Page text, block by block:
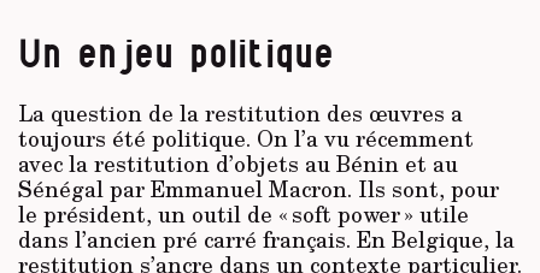
Un enjeu politique
La question de la restitution des œuvres a
toujours été politique. On l’a vu récemment
avec la restitution d’objets au Bénin et au
Sénégal par Emmanuel Macron. Ils sont, pour
le président, un outil de « soft power » utile
dans l’ancien pré carré français. En Belgique, la
restitution s’ancre dans un contexte particulier.